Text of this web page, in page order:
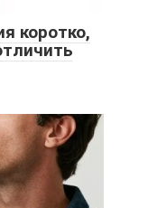
коротко,